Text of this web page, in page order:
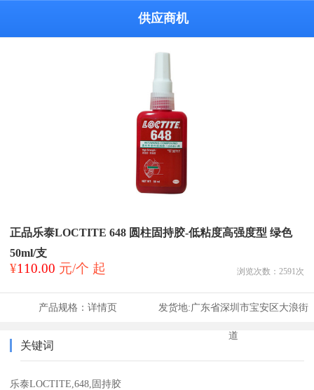
供应商机
正品乐泰LOCTITE 648 圆柱固持胶-低粘度高强度型 绿色
50ml/支
¥110.00 元/个 起 浏览次数： 2591 次
产品规格： 详情页 发货地:广东省深圳市宝安区大浪街
道
关键词
乐泰LOCTITE,648,固持胶